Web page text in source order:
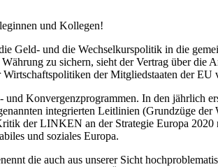
und Kollegen!
Geld- und die Wechselkurspolitik in die
zu sichern, sieht der Vertrag über
der Mitgliedstaaten der EU
Konvergenzprogrammen. In den jährlich
integrierten Leitlinien (Grundzüge
der LINKEN an der Strategie Europa
und soziales Europa.
die auch aus unserer Sicht